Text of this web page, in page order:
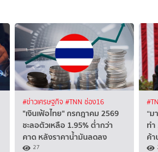
#ข่าวเศรษฐกิจ #TNN ช่อง16
"เงินเฟ้อไทย" กรกฎาคม 2569
ชะลอตัวเหลือ 1.95% ต่ำกว่า
คาด หลังราคาน้ำมันลดลง
27
“ม
ท
ค้